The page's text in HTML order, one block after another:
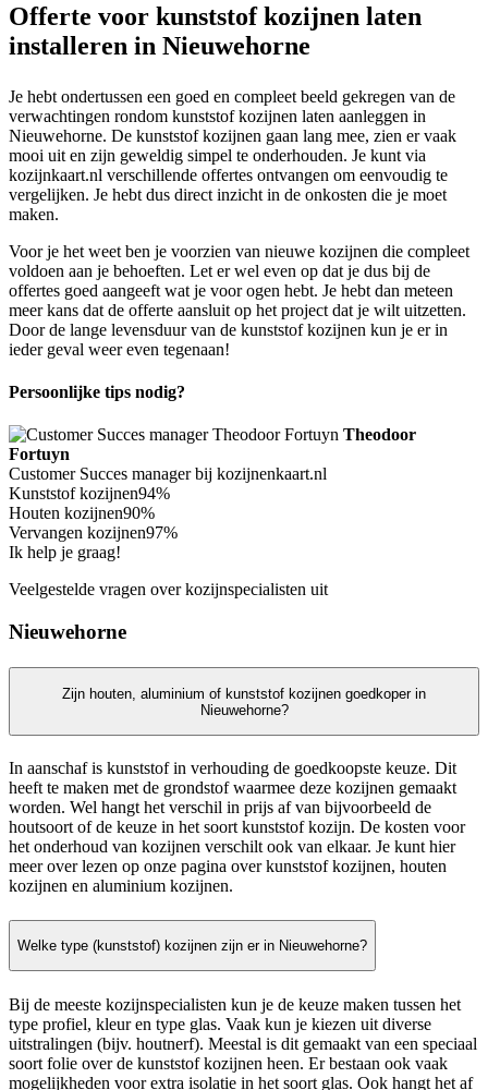
Offerte voor kunststof kozijnen laten
installeren in Nieuwehorne
Je hebt ondertussen een goed en compleet beeld gekregen van de
verwachtingen rondom kunststof kozijnen laten aanleggen in
Nieuwehorne. De kunststof kozijnen gaan lang mee, zien er vaak
mooi uit en zijn geweldig simpel te onderhouden. Je kunt via
kozijnkaart.nl verschillende offertes ontvangen om eenvoudig te
vergelijken. Je hebt dus direct inzicht in de onkosten die je moet
maken.
Voor je het weet ben je voorzien van nieuwe kozijnen die compleet
voldoen aan je behoeften. Let er wel even op dat je dus bij de
offertes goed aangeeft wat je voor ogen hebt. Je hebt dan meteen
meer kans dat de offerte aansluit op het project dat je wilt uitzetten.
Door de lange levensduur van de kunststof kozijnen kun je er in
ieder geval weer even tegenaan!
Persoonlijke tips nodig?
Theodoor
Fortuyn
Customer Succes manager bij kozijnenkaart.nl
Kunststof kozijnen94%
Houten kozijnen90%
Vervangen kozijnen97%
Ik help je graag!
Veelgestelde vragen over kozijnspecialisten uit
Nieuwehorne
Zijn houten, aluminium of kunststof kozijnen goedkoper in
Nieuwehorne?
In aanschaf is kunststof in verhouding de goedkoopste keuze. Dit
heeft te maken met de grondstof waarmee deze kozijnen gemaakt
worden. Wel hangt het verschil in prijs af van bijvoorbeeld de
houtsoort of de keuze in het soort kunststof kozijn. De kosten voor
het onderhoud van kozijnen verschilt ook van elkaar. Je kunt hier
meer over lezen op onze pagina over kunststof kozijnen, houten
kozijnen en aluminium kozijnen.
Welke type (kunststof) kozijnen zijn er in Nieuwehorne?
Bij de meeste kozijnspecialisten kun je de keuze maken tussen het
type profiel, kleur en type glas. Vaak kun je kiezen uit diverse
uitstralingen (bijv. houtnerf). Meestal is dit gemaakt van een speciaal
soort folie over de kunststof kozijnen heen. Er bestaan ook vaak
mogelijkheden voor extra isolatie in het soort glas. Ook hangt het af